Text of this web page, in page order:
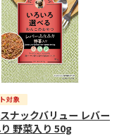
ナックバリュー レバー
野菜入り 50g